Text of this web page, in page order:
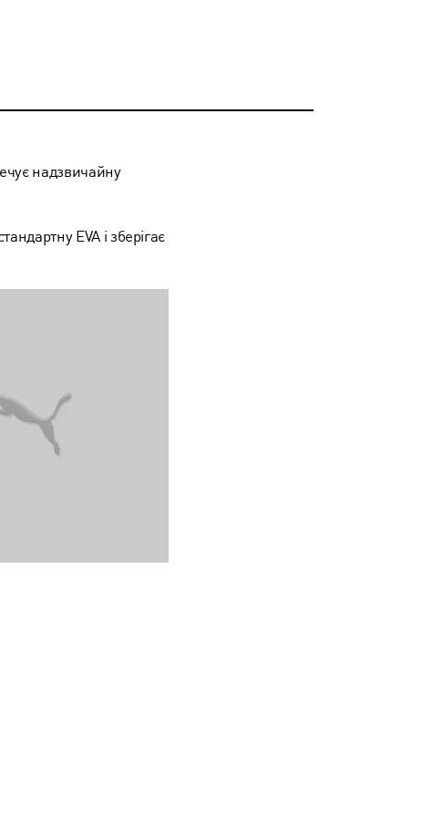
надзвичайну
EVA і зберігає